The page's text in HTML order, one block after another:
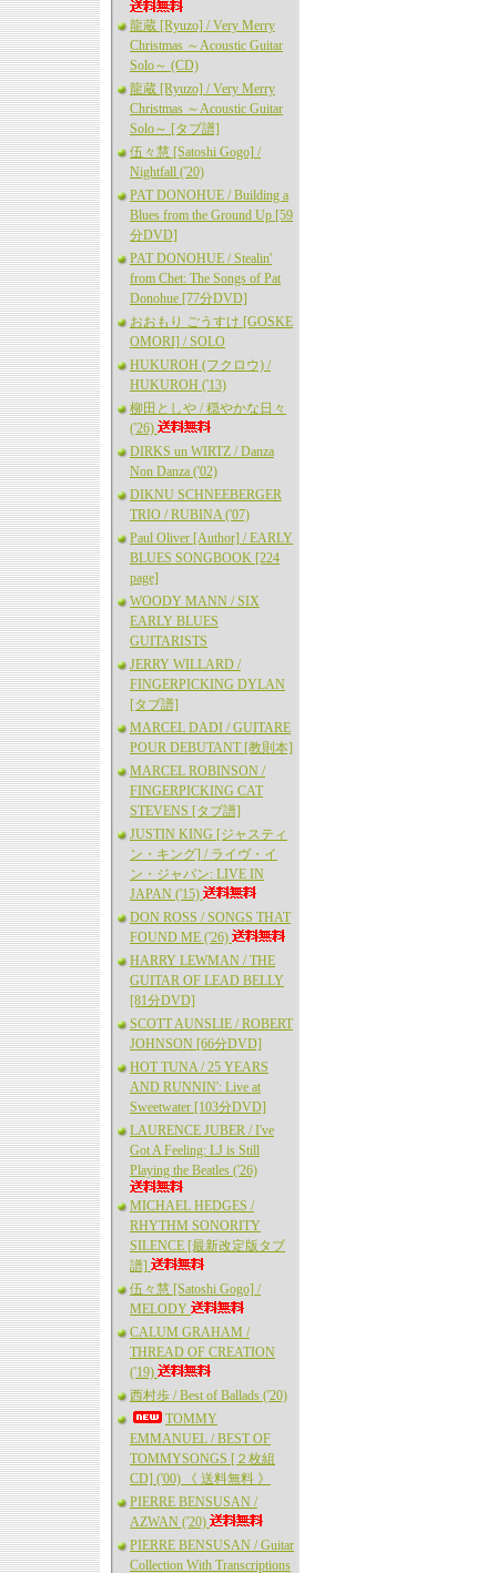
龍蔵 [Ryuzo] / Very Merry
Christmas ～Acoustic Guitar
Solo～ (CD)
龍蔵 [Ryuzo] / Very Merry
Christmas ～Acoustic Guitar
Solo～ [タブ譜]
伍々慧 [Satoshi Gogo] /
Nightfall ('20)
PAT DONOHUE / Building a
Blues from the Ground Up [59
分DVD]
PAT DONOHUE / Stealin'
from Chet: The Songs of Pat
Donohue [77分DVD]
おおもり ごうすけ [GOSKE
OMORI] / SOLO
HUKUROH (フクロウ) /
HUKUROH ('13)
柳田としや / 穏やかな日々
('26)
DIRKS un WIRTZ / Danza
Non Danza ('02)
DIKNU SCHNEEBERGER
TRIO / RUBINA ('07)
Paul Oliver [Author] / EARLY
BLUES SONGBOOK [224
page]
WOODY MANN / SIX
EARLY BLUES
GUITARISTS
JERRY WILLARD /
FINGERPICKING DYLAN
[タブ譜]
MARCEL DADI / GUITARE
POUR DEBUTANT [教則本]
MARCEL ROBINSON /
FINGERPICKING CAT
STEVENS [タブ譜]
JUSTIN KING [ジャスティ
ン・キング] / ライヴ・イ
ン・ジャパン: LIVE IN
JAPAN ('15)
DON ROSS / SONGS THAT
FOUND ME ('26)
HARRY LEWMAN / THE
GUITAR OF LEAD BELLY
[81分DVD]
SCOTT AUNSLIE / ROBERT
JOHNSON [66分DVD]
HOT TUNA / 25 YEARS
AND RUNNIN': Live at
Sweetwater [103分DVD]
LAURENCE JUBER / I've
Got A Feeling: LJ is Still
Playing the Beatles ('26)
MICHAEL HEDGES /
RHYTHM SONORITY
SILENCE [最新改定版タブ
譜]
伍々慧 [Satoshi Gogo] /
MELODY
CALUM GRAHAM /
THREAD OF CREATION
('19)
西村歩 / Best of Ballads ('20)
TOMMY
EMMANUEL / BEST OF
TOMMYSONGS [２枚組
CD] ('00) 《 送料無料 》
PIERRE BENSUSAN /
AZWAN ('20)
PIERRE BENSUSAN / Guitar
Collection With Transcriptions